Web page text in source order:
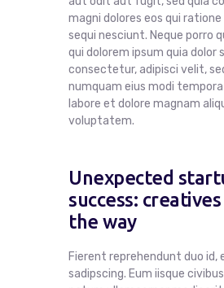
magni dolores eos qui
sequi nesciunt. Neque porro
qui dolorem ipsum quia dolor
consectetur, adipisci velit,
numquam eius modi
labore et dolore magnam
voluptatem.
Unexpected
success:
the way
Fierent reprehendunt duo id,
sadipscing. Eum iisque